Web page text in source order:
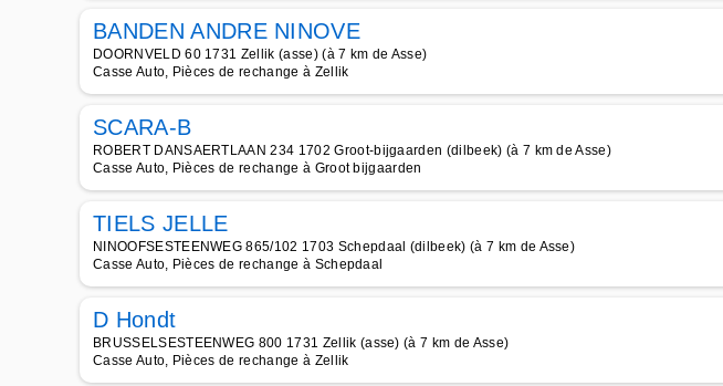
BANDEN ANDRE NINOVE
DOORNVELD 60 1731 Zellik (asse) (à 7 km de Asse)
Casse Auto, Pièces de rechange à Zellik
SCARA-B
ROBERT DANSAERTLAAN 234 1702 Groot-bijgaarden (dilbeek) (à 7 km de Asse)
Casse Auto, Pièces de rechange à Groot bijgaarden
TIELS JELLE
NINOOFSESTEENWEG 865/102 1703 Schepdaal (dilbeek) (à 7 km de Asse)
Casse Auto, Pièces de rechange à Schepdaal
D Hondt
BRUSSELSESTEENWEG 800 1731 Zellik (asse) (à 7 km de Asse)
Casse Auto, Pièces de rechange à Zellik